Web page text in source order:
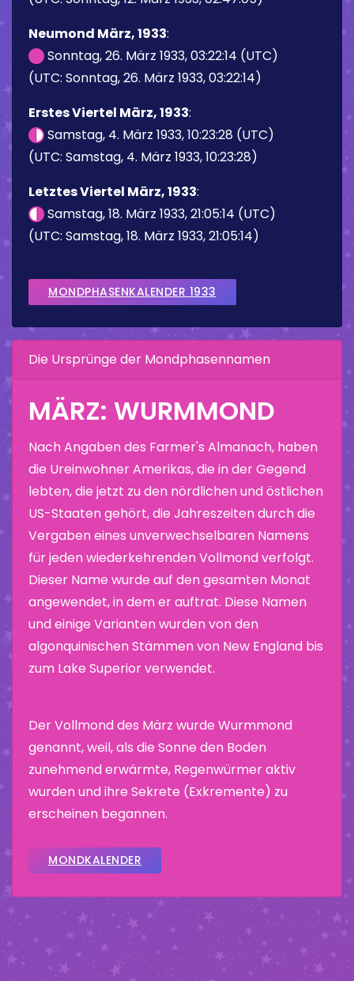
Neumond März, 1933:
Sonntag, 26. März 1933, 03:22:14 (UTC)
(UTC: Sonntag, 26. März 1933, 03:22:14)
Erstes Viertel März, 1933:
Samstag, 4. März 1933, 10:23:28 (UTC)
(UTC: Samstag, 4. März 1933, 10:23:28)
Letztes Viertel März, 1933:
Samstag, 18. März 1933, 21:05:14 (UTC)
(UTC: Samstag, 18. März 1933, 21:05:14)
MONDPHASENKALENDER 1933
Die Ursprünge der Mondphasennamen
MÄRZ: WURMMOND
Nach Angaben des Farmer's Almanach, haben
die Ureinwohner Amerikas, die in der Gegend
lebten, die jetzt zu den nördlichen und östlichen
US-Staaten gehört, die Jahreszeiten durch die
Vergaben eines unverwechselbaren Namens
für jeden wiederkehrenden Vollmond verfolgt.
Dieser Name wurde auf den gesamten Monat
angewendet, in dem er auftrat. Diese Namen
und einige Varianten wurden von den
algonquinischen Stämmen von New England bis
zum Lake Superior verwendet.
Der Vollmond des März wurde Wurmmond
genannt, weil, als die Sonne den Boden
zunehmend erwärmte, Regenwürmer aktiv
wurden und ihre Sekrete (Exkremente) zu
erscheinen begannen.
MONDKALENDER